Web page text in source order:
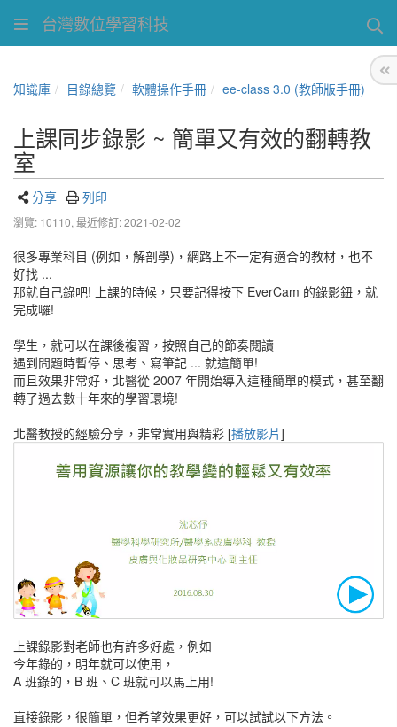
台灣數位學習科技
知識庫 目錄總覽 軟體操作手冊 ee-class 3.0 (教師版手冊)
上課同步錄影 ~ 簡單又有效的翻轉教
室
分享 列印
瀏覽: 10110, 最近修訂: 2021-02-02
很多專業科目 (例如，解剖學)，網路上不一定有適合的教材，也不
好找 ...
那就自己錄吧! 上課的時候，只要記得按下 EverCam 的錄影鈕，就
完成囉!
學生，就可以在課後複習，按照自己的節奏閱讀
遇到問題時暫停、思考、寫筆記 ... 就這簡單!
而且效果非常好，北醫從 2007 年開始導入這種簡單的模式，甚至翻
轉了過去數十年來的學習環境!
北醫教授的經驗分享，非常實用與精彩 [播放影片]
上課錄影對老師也有許多好處，例如
今年錄的，明年就可以使用，
A 班錄的，B 班、C 班就可以馬上用!
直接錄影，很簡單，但希望效果更好，可以試試以下方法。